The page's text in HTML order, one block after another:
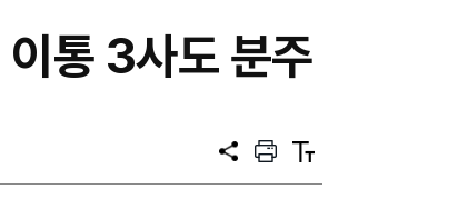
통 3사도 분주
공
프
트
텍
트